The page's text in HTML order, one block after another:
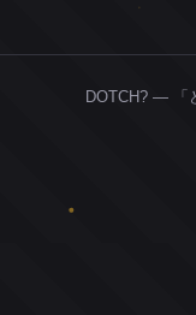
DOTCH? — 「